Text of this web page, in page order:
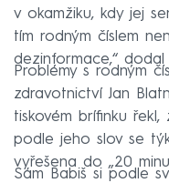
v okamžiku, kdy jej
tím rodným číslem
dezinformace,“ dodal
Problémy s rodným
zdravotnictví Jan
tiskovém brífinku
podle jeho slov se
vyřešena do „20
Sám Babiš si podle